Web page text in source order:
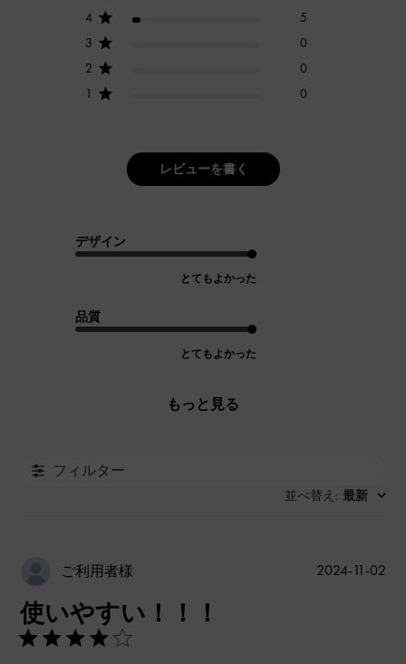
4
5
3
0
2
0
1
0
レビューを書く
デザイン
とてもよかった
品質
とてもよかった
もっと見る
フィルター
並べ替え : 最新
ご利用者様
使いやすい！！！
公
2024-11-02